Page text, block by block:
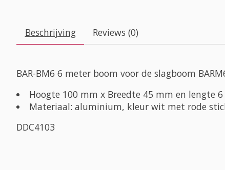
Beschrijving Reviews (0)
BAR-BM6 6 meter boom voor de slagboom
Hoogte 100 mm x Breedte 45 mm en lengte
Materiaal: aluminium, kleur wit met rode
DDC4103